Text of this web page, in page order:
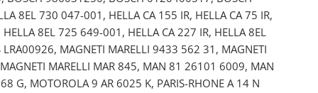
8EL 730 047-001, HELLA CA 155 IR, HELLA CA 75 IR,
8EL 725 649-001, HELLA CA 227 IR, HELLA 8EL
MAGNETI MARELLI 9433 562 31, MAGNETI
MARELLI MAR 845, MAN 81 26101 6009, MAN
G, MOTOROLA 9 AR 6025 K, PARIS-RHONE A 14 N